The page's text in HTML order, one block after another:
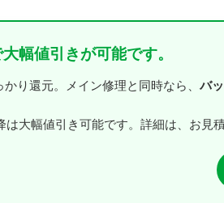
幅値引きが可能です。
り還元。メイン修理と同時なら、 バ
大幅値引き可能です。詳細は、お見